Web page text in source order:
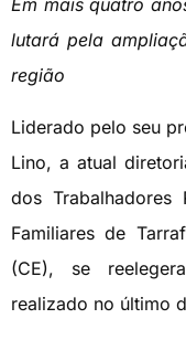
Em mais quatro
lutará pela
região
Liderado pelo seu
Lino, a atual
dos Trabalhadores
Familiares de
(CE), se
realizado no último